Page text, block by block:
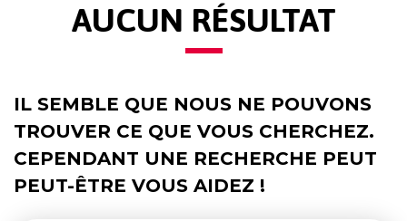
AUCUN RÉSULTAT
IL SEMBLE QUE NOUS NE POUVONS
TROUVER CE QUE VOUS CHERCHEZ.
CEPENDANT UNE RECHERCHE PEUT
PEUT-ÊTRE VOUS AIDEZ !